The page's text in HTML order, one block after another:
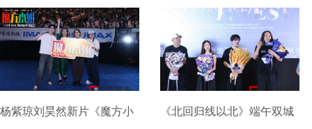
杨紫琼刘昊然新片《魔方小 《北回归线以北》端午双城